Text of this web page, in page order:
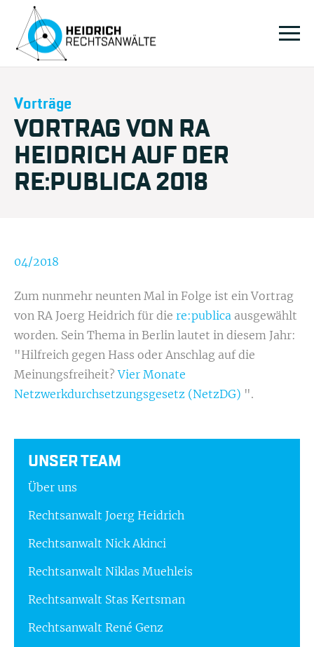
Vorträge
VORTRAG VON RA
HEIDRICH AUF DER
RE:PUBLICA 2018
04/2018
Zum nunmehr neunten Mal in Folge ist ein Vortrag
von RA Joerg Heidrich für die re:publica ausgewählt
worden. Sein Thema in Berlin lautet in diesem Jahr:
"Hilfreich gegen Hass oder Anschlag auf die
Meinungsfreiheit?Vier Monate
Netzwerkdurchsetzungsgesetz (NetzDG) ".
UNSER TEAM
Über uns
Rechtsanwalt Joerg Heidrich
Rechtsanwalt Nick Akinci
Rechtsanwalt Niklas Muehleis
Rechtsanwalt Stas Kertsman
Rechtsanwalt René Genz